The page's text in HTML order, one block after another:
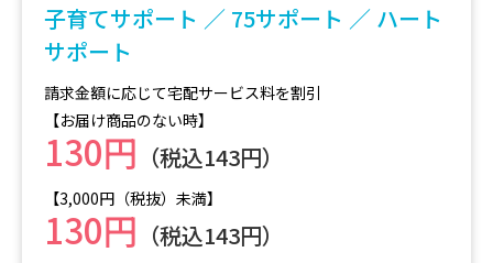
子育てサポート ／ 75サポート ／ ハート
サポート
請求金額に応じて宅配サービス料を割引
【お届け商品のない時】
130円 （税込143円）
【3,000円（税抜）未満】
130円 （税込143円）